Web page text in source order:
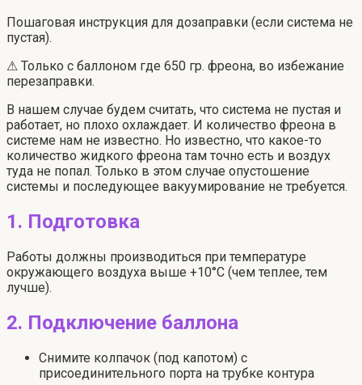
Пошаговая инструкция для дозаправки (если система не
пустая).
⚠ Только с баллоном где 650 гр. фреона, во избежание
перезаправки.
В нашем случае будем считать, что система не пустая и
работает, но плохо охлаждает. И количество фреона в
системе нам не известно. Но известно, что какое-то
количество жидкого фреона там точно есть и воздух
туда не попал. Только в этом случае опустошение
системы и последующее вакуумирование не требуется.
1. Подготовка
Работы должны производиться при температуре
окружающего воздуха выше +10°С (чем теплее, тем
лучше).
2. Подключение баллона
Снимите колпачок (под капотом) с
присоединительного порта на трубке контура